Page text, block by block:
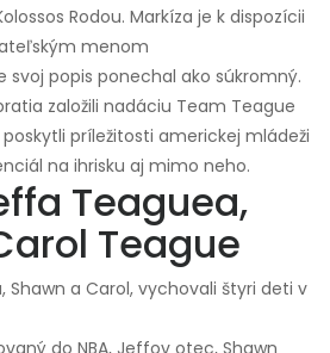
Rodou. Markíza je k dispozícii
menom
svoj popis ponechal ako súkromný.
založili nadáciu Team Teague
príležitosti americkej mládeži
na ihrisku aj mimo neho.
Teaguea,
Teague
Shawn a Carol, vychovali štyri deti v
do NBA, Jeffov otec, Shawn